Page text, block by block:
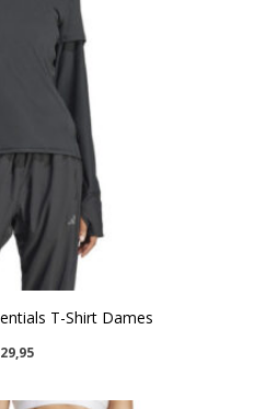
T-Shirt Dames
29,95